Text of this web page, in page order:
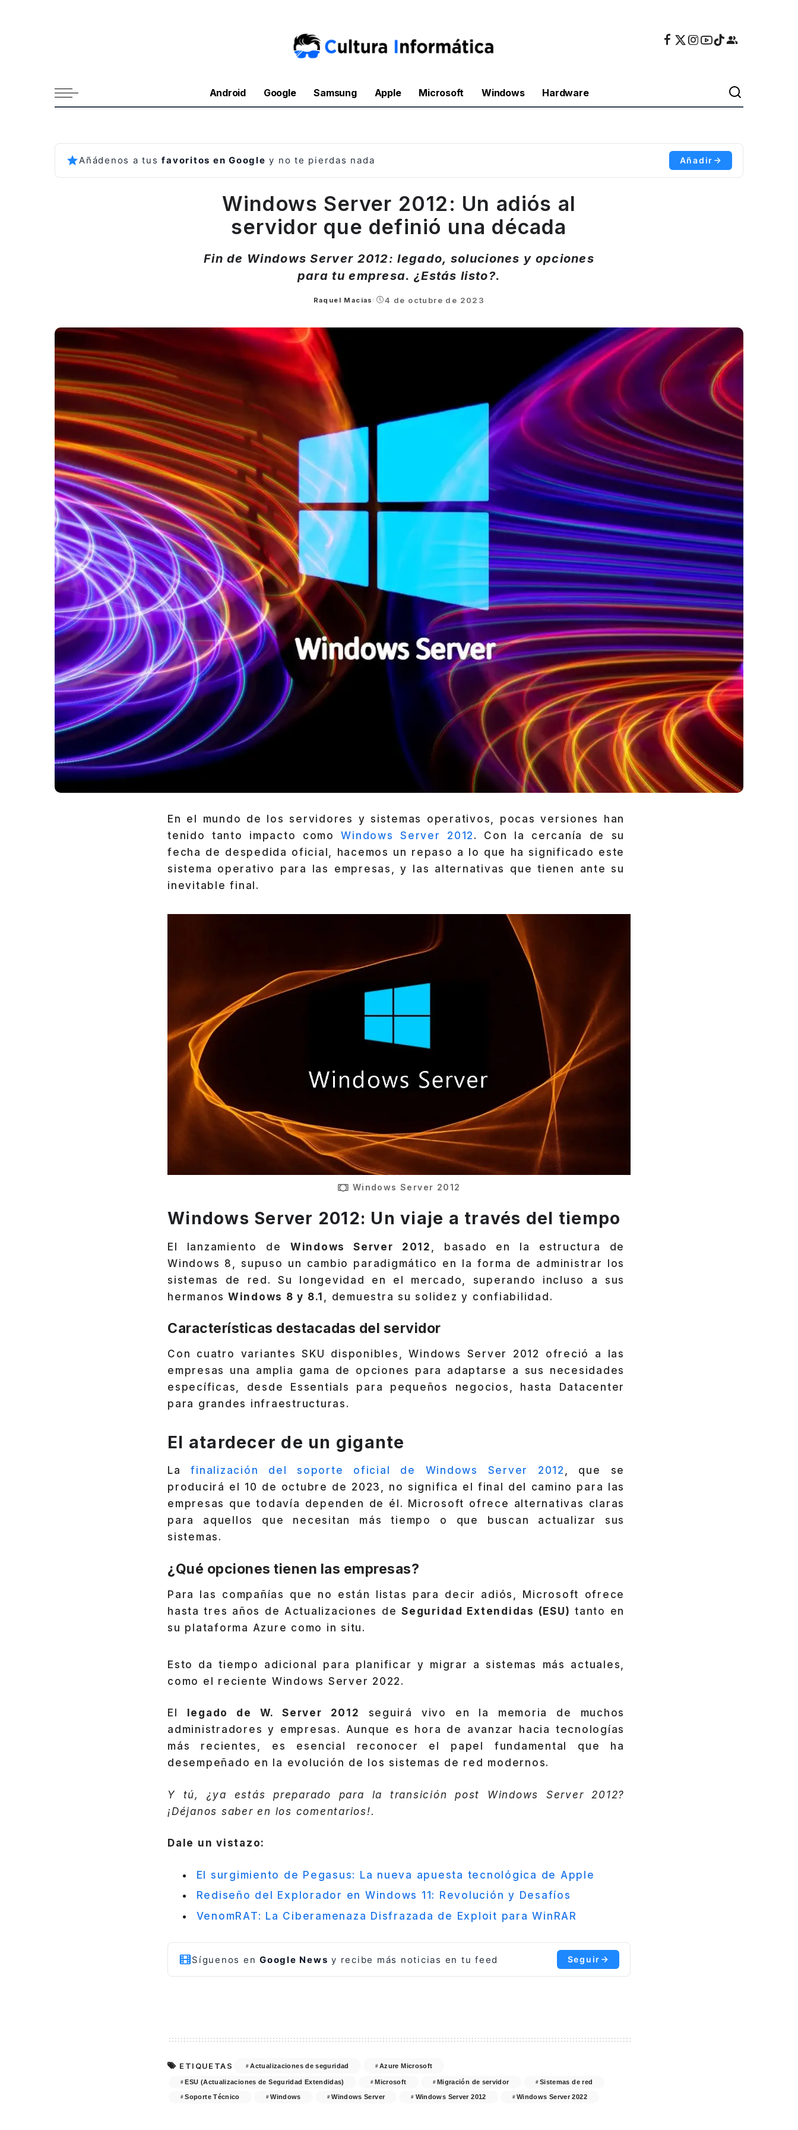
Android Google Samsung Apple Microsoft Windows Hardware
Añádenos a tusfavoritos en Google y no te pierdas nada Añadir
Windows Server 2012: Un adiós al
servidor que definió una década
Fin de Windows Server 2012: legado, soluciones y opciones
para tu empresa. ¿Estás listo?.
Posted
Raquel Macias 4 de octubre de 2023
En el mundo de los servidores y sistemas operativos, pocas versiones han
tenido tanto impacto comoWindows Server 2012 . Con la cercanía de su
fecha de despedida oficial, hacemos un repaso a lo que ha significado este
sistema operativo para las empresas, y las alternativas que tienen ante su
inevitable final.
Windows Server 2012
Windows Server 2012: Un viaje a través del tiempo
El lanzamiento de Windows Server 2012
, basado en la estructura de
Windows 8, supuso un cambio paradigmático en la forma de administrar los
sistemas de red. Su longevidad en el mercado, superando incluso a sus
hermanos Windows 8 y 8.1 , demuestra su solidez y confiabilidad.
Características destacadas del servidor
Con cuatro variantes SKU disponibles, Windows Server 2012 ofreció a las
empresas una amplia gama de opciones para adaptarse a sus necesidades
específicas, desde Essentials para pequeños negocios, hasta Datacenter
para grandes infraestructuras.
El atardecer de un gigante
Lafinalización del soporte oficial de Windows Server 2012 , que se
producirá el 10 de octubre de 2023, no significa el final del camino para las
empresas que todavía dependen de él. Microsoft ofrece alternativas claras
para aquellos que necesitan más tiempo o que buscan actualizar sus
sistemas.
¿Qué opciones tienen las empresas?
Para las compañías que no están listas para decir adiós, Microsoft ofrece
hasta tres años de Actualizaciones deSeguridad Extendidas (ESU) tanto en
su plataforma Azure como in situ.
Esto da tiempo adicional para planificar y migrar a sistemas más actuales,
como el reciente Windows Server 2022.
El legado de W. Server 2012
seguirá vivo en la memoria de muchos
administradores y empresas. Aunque es hora de avanzar hacia tecnologías
más recientes, es esencial reconocer el papel fundamental que ha
desempeñado en la evolución de los sistemas de red modernos.
Y tú, ¿ya estás preparado para la transición post Windows Server 2012?
¡Déjanos saber en los comentarios!.
Dale un vistazo:
El surgimiento de Pegasus: La nueva apuesta tecnológica de Apple
Rediseño del Explorador en Windows 11: Revolución y Desafíos
VenomRAT: La Ciberamenaza Disfrazada de Exploit para WinRAR
Síguenos en Google News y recibe más noticias en tu feed Seguir
ETIQUETAS Actualizaciones de seguridad Azure Microsoft
ESU (Actualizaciones de Seguridad Extendidas) Microsoft Migración de servidor Sistemas de red
Soporte Técnico Windows Windows Server Windows Server 2012 Windows Server 2022